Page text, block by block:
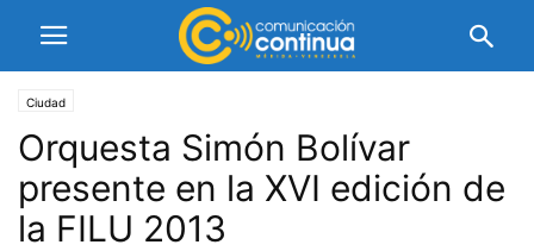
Ciudad
Orquesta Simón Bolívar
presente en la XVI edición de
la FILU 2013